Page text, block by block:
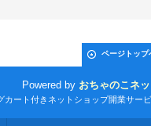
ページトップ
Powered by おちゃのこネッ
カート付きネットショップ開業サー